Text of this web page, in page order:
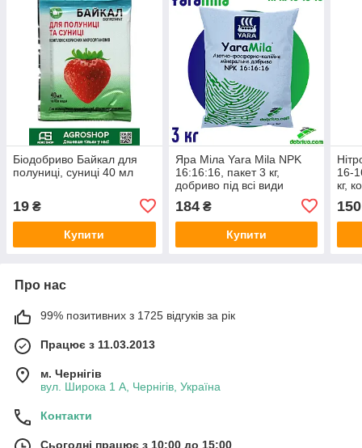
Біодобриво Байкал для
полуниці, суниці 40 мл
19 ₴
Купити
Яра Міла Yara Mila NPK
16:16:16, пакет 3 кг,
добриво під всі види
184₴
Купити
16-
кг,
150
Про нас
99% позитивних з 1725 відгуків за рік
Працює з 11.03.2013
м. Чернігів
вул. Широка 1 А, Чернігів, Україна
Контакти
Сьогодні працює з 10:00 до 15:00